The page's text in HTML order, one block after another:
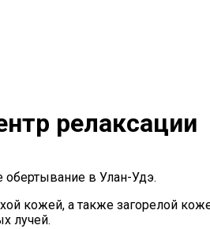
релаксации
обертывание в Улан-Удэ.
кожей, а также загорелой
лучей.